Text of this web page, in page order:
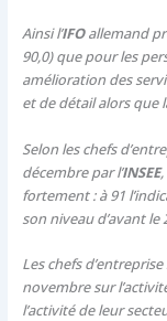
Ainsi l’IFOallemand
90,0) que pour les
amélioration des
et de détail alors que
Selon les chefs
décembre par l’INSEE,
fortement : à 91
son niveau d’avant le
Les chefs
novembre sur
l’activité de leur